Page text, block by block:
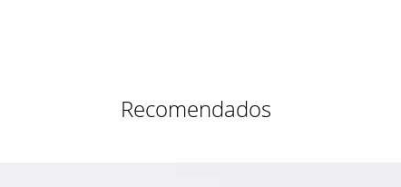
Recomendados